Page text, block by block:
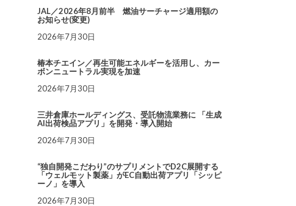
JAL／2026年8月前半 燃油サーチャージ適用額の
お知らせ(変更)
2026年7月30日
椿本チエイン／再生可能エネルギーを活用し、カー
ボンニュートラル実現を加速
2026年7月30日
三井倉庫ホールディングス、受託物流業務に 「生成
AI出荷検品アプリ」を開発・導入開始
2026年7月30日
“独自開発こだわり”のサプリメントでD2C展開する
「ウェルモット製薬」がEC自動出荷アプリ「シッピ
ーノ」を導入
2026年7月30日